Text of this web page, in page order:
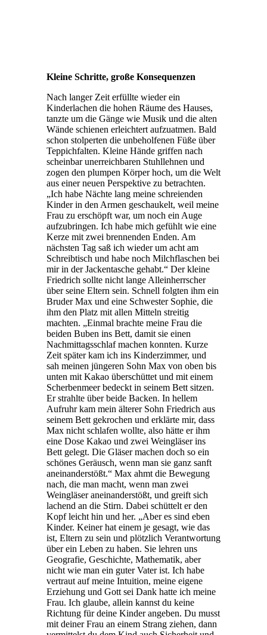
Kleine Schritte, große Konsequenzen
Nach langer Zeit erfüllte wieder ein
Kinderlachen die hohen Räume des Hauses,
tanzte um die Gänge wie Musik und die alten
Wände schienen erleichtert aufzuatmen. Bald
schon stolperten die unbeholfenen Füße über
Teppichfalten. Kleine Hände griffen nach
scheinbar unerreichbaren Stuhllehnen und
zogen den plumpen Körper hoch, um die Welt
aus einer neuen Perspektive zu betrachten.
„Ich habe Nächte lang meine schreienden
Kinder in den Armen geschaukelt, weil meine
Frau zu erschöpft war, um noch ein Auge
aufzubringen. Ich habe mich gefühlt wie eine
Kerze mit zwei brennenden Enden. Am
nächsten Tag saß ich wieder um acht am
Schreibtisch und habe noch Milchflaschen bei
mir in der Jackentasche gehabt.“ Der kleine
Friedrich sollte nicht lange Alleinherrscher
über seine Eltern sein. Schnell folgten ihm ein
Bruder Max und eine Schwester Sophie, die
ihm den Platz mit allen Mitteln streitig
machten. „Einmal brachte meine Frau die
beiden Buben ins Bett, damit sie einen
Nachmittagsschlaf machen konnten. Kurze
Zeit später kam ich ins Kinderzimmer, und
sah meinen jüngeren Sohn Max von oben bis
unten mit Kakao überschüttet und mit einem
Scherbenmeer bedeckt in seinem Bett sitzen.
Er strahlte über beide Backen. In hellem
Aufruhr kam mein älterer Sohn Friedrich aus
seinem Bett gekrochen und erklärte mir, dass
Max nicht schlafen wollte, also hätte er ihm
eine Dose Kakao und zwei Weingläser ins
Bett gelegt. Die Gläser machen doch so ein
schönes Geräusch, wenn man sie ganz sanft
aneinanderstößt.“ Max ahmt die Bewegung
nach, die man macht, wenn man zwei
Weingläser aneinanderstößt, und greift sich
lachend an die Stirn. Dabei schüttelt er den
Kopf leicht hin und her. „Aber es sind eben
Kinder. Keiner hat einem je gesagt, wie das
ist, Eltern zu sein und plötzlich Verantwortung
über ein Leben zu haben. Sie lehren uns
Geografie, Geschichte, Mathematik, aber
nicht wie man ein guter Vater ist. Ich habe
vertraut auf meine Intuition, meine eigene
Erziehung und Gott sei Dank hatte ich meine
Frau. Ich glaube, allein kannst du keine
Richtung für deine Kinder angeben. Du musst
mit deiner Frau an einem Strang ziehen, dann